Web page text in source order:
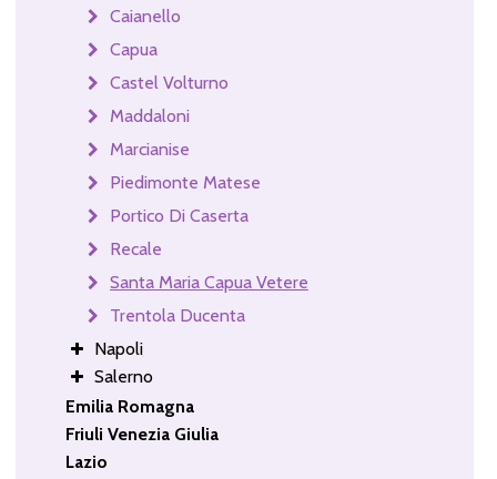
Caianello
Capua
Castel Volturno
Maddaloni
Marcianise
Piedimonte Matese
Portico Di Caserta
Recale
Santa Maria Capua Vetere
Trentola Ducenta
Napoli
Salerno
Emilia Romagna
Friuli Venezia Giulia
Lazio